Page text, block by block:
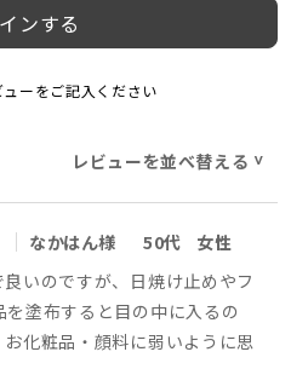
ンする
ーをご記入ください
レビューを並べ替える>
なかはん様 50代
女性
いのですが、日焼け止めやフ
塗布すると目の中に入るの
化粧品・顔料に弱いように思